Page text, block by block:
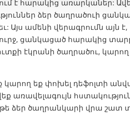
է հարակից առարկաներ:
ձեր ծաղրածուի
Այս ամենի վերագրումն այն
ցանկացած հարակից
էկրանի ծաղրածու, կարող
կարող եք փոխել դեֆոլտի
առավելագույն
ձեր ծաղրանկարի վրա շատ